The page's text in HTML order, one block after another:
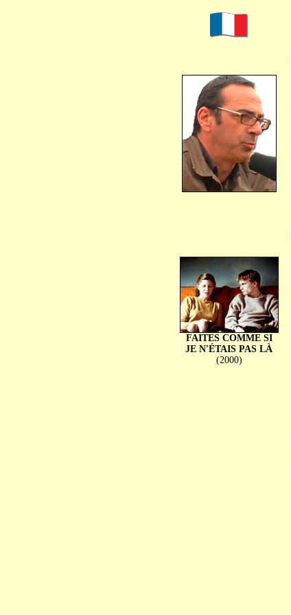
FAITES COMME SI
JE N'ÉTAIS PAS LÀ
(2000)